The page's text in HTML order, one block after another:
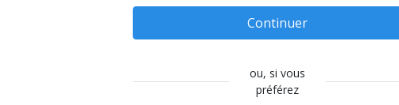
Continuer
ou, si vous
préférez